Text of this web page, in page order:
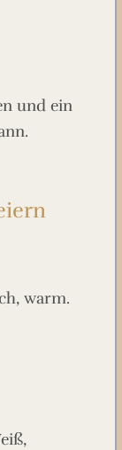
und ein
warm.